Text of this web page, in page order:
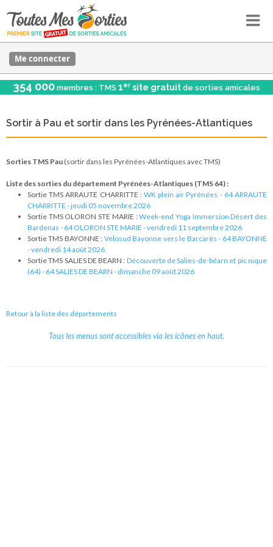
Me connecter
354 000 membres : TMS 1er site gratuit de sorties amicales
Sortir à Pau et sortir dans les Pyrénées-Atlantiques
Sorties TMS Pau (sortir dans les Pyrénées-Atlantiques avec TMS)
Liste des sorties du département Pyrénées-Atlantiques (TMS 64) :
Sortie TMS ARRAUTE CHARRITTE : WK plein air Pyrénées - 64 ARRAUTE
CHARRITTE - jeudi 05 novembre 2026
Sortie TMS OLORON STE MARIE :Week-end Yoga Immersion Désert des
Bardenas - 64 OLORON STE MARIE - vendredi 11 septembre 2026
Sortie TMS BAYONNE : Velosud Bayonne vers le Barcarès - 64 BAYONNE
- vendredi 14 août 2026
Sortie TMS SALIES DE BEARN : Découverte de Salies-de-béarn et pic nique
(64) - 64 SALIES DE BEARN - dimanche 09 août 2026
Retour à la liste des départements
Tous les menus sont accessibles via les icônes en haut.